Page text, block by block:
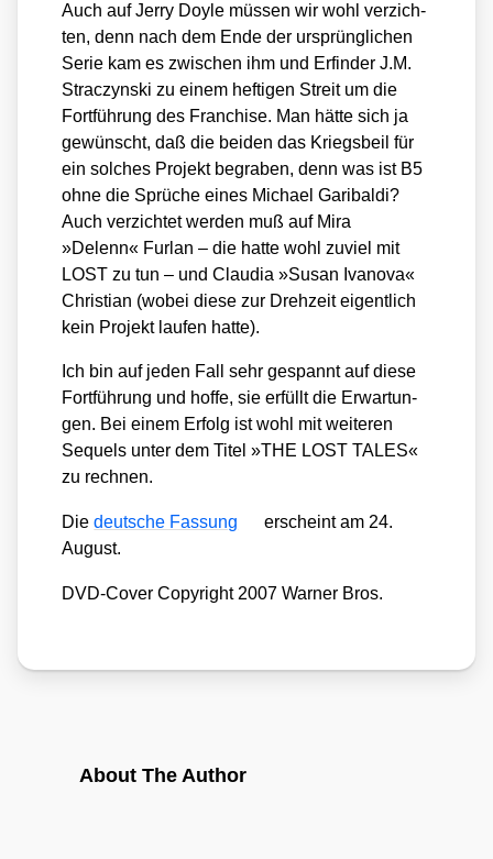
Auch auf Jer­ry Doyle müs­sen wir wohl ver­zich­
ten, denn nach dem Ende der ursprüng­li­chen
Serie kam es zwi­schen ihm und Erfin­der J.M.
Strac­zyn­ski zu einem hef­ti­gen Streit um die
Fort­füh­rung des Fran­chise. Man hät­te sich ja
gewünscht, daß die bei­den das Kriegs­beil für
ein sol­ches Pro­jekt begra­ben, denn was ist B5
ohne die Sprü­che eines Micha­el Gari­bal­di?
Auch ver­zich­tet wer­den muß auf Mira
»Delenn« Fur­lan – die hat­te wohl zuviel mit
LOST zu tun – und Clau­dia »Sus­an Iva­no­va«
Chris­ti­an (wobei die­se zur Dreh­zeit eigent­lich
kein Pro­jekt lau­fen hat­te).
Ich bin auf jeden Fall sehr gespannt auf die­se
Fort­füh­rung und hof­fe, sie erfüllt die Erwar­tun­
gen. Bei einem Erfolg ist wohl mit wei­te­ren
Sequels unter dem Titel »THE LOST TALES«
zu rech­nen.
Diedeut­sche Fas­sung
erscheint am 24.
August.
DVD-Cover Copy­right 2007 War­ner Bros.
About The Author